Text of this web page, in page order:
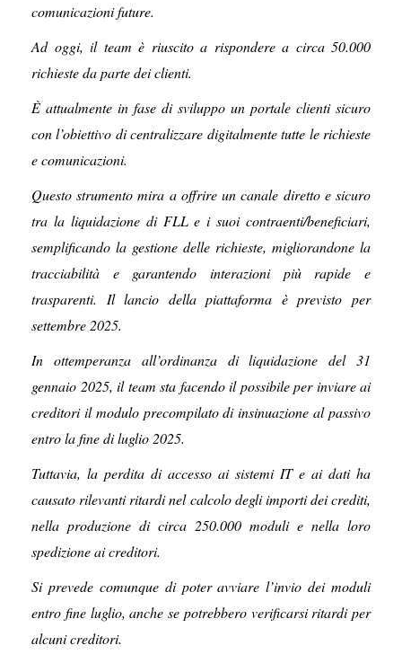
comunicazioni future.
Ad oggi, il team è riuscito a rispondere a circa 50.000
richieste da parte dei clienti.
È attualmente in fase di sviluppo un portale clienti sicuro
con l’obiettivo di centralizzare digitalmente tutte le richieste
e comunicazioni.
Questo strumento mira a offrire un canale diretto e sicuro
tra la liquidazione di FLL e i suoi contraenti/beneficiari,
semplificando la gestione delle richieste, migliorandone la
tracciabilità e garantendo interazioni più rapide e
trasparenti. Il lancio della piattaforma è previsto per
settembre 2025.
In ottemperanza all’ordinanza di liquidazione del 31
gennaio 2025, il team sta facendo il possibile per inviare ai
creditori il modulo precompilato di insinuazione al passivo
entro la fine di luglio 2025.
Tuttavia, la perdita di accesso ai sistemi IT e ai dati ha
causato rilevanti ritardi nel calcolo degli importi dei crediti,
nella produzione di circa 250.000 moduli e nella loro
spedizione ai creditori.
Si prevede comunque di poter avviare l’invio dei moduli
entro fine luglio, anche se potrebbero verificarsi ritardi per
alcuni creditori.